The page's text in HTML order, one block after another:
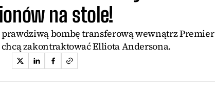
na stole!
bombę transferową wewnątrz Premier
zakontraktować Elliota Andersona.